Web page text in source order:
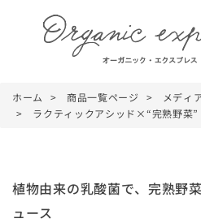
ホーム 商品一覧ページ
メディ
ラクティックアシッド×“完熟野
植物由来の乳酸菌で、完熟野
ュース